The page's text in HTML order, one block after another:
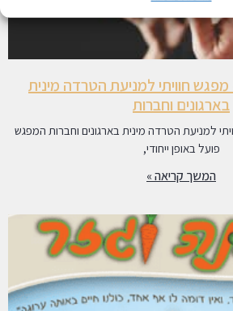
חוויתי למניעת הטרדה מינית
בארגונים וחברות
למניעת הטרדה מינית בארגונים וחברות המפגש
פועל באופן ייחודי,
המשך קריאה »